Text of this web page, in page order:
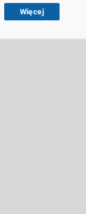
Więcej